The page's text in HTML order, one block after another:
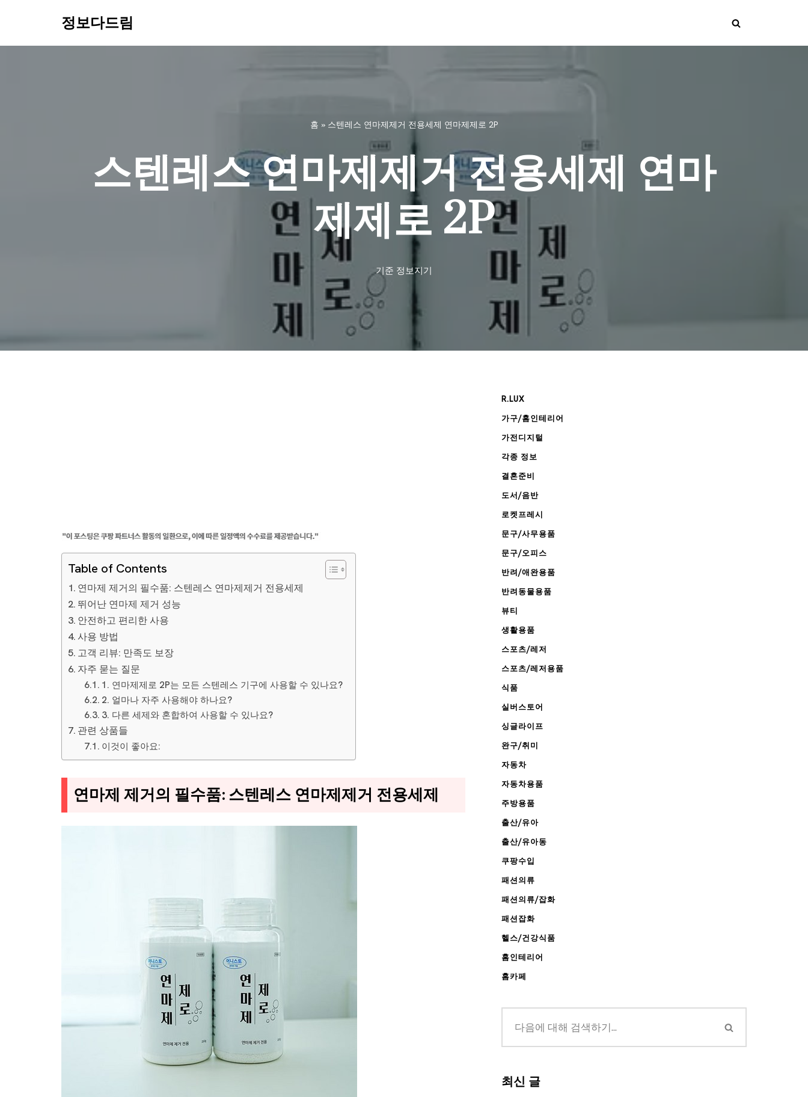
정보다드림
홈 » 스텐레스 연마제제거 전용세제 연마제제로 2P
스텐레스 연마제제거 전용세제 연마
제제로 2P
기준 정보지기
Table of Contents
연마제 제거의 필수품: 스텐레스 연마제제거 전용세제
뛰어난 연마제 제거 성능
안전하고 편리한 사용
사용 방법
고객 리뷰: 만족도 보장
자주 묻는 질문
1. 연마제제로 2P는 모든 스텐레스 기구에 사용할 수 있나요?
2. 얼마나 자주 사용해야 하나요?
3. 다른 세제와 혼합하여 사용할 수 있나요?
관련 상품들
이것이 좋아요:
연마제 제거의 필수품: 스텐레스 연마제제거 전용세제
R.LUX
가구/홈인테리어
가전디지털
각종 정보
결혼준비
도서/음반
로켓프레시
문구/사무용품
문구/오피스
반려/애완용품
반려동물용품
뷰티
생활용품
스포츠/레저
스포츠/레저용품
식품
실버스토어
싱글라이프
완구/취미
자동차
자동차용품
주방용품
출산/유아
출산/유아동
쿠팡수입
패션의류
패션의류/잡화
패션잡화
헬스/건강식품
홈인테리어
홈카페
최신 글